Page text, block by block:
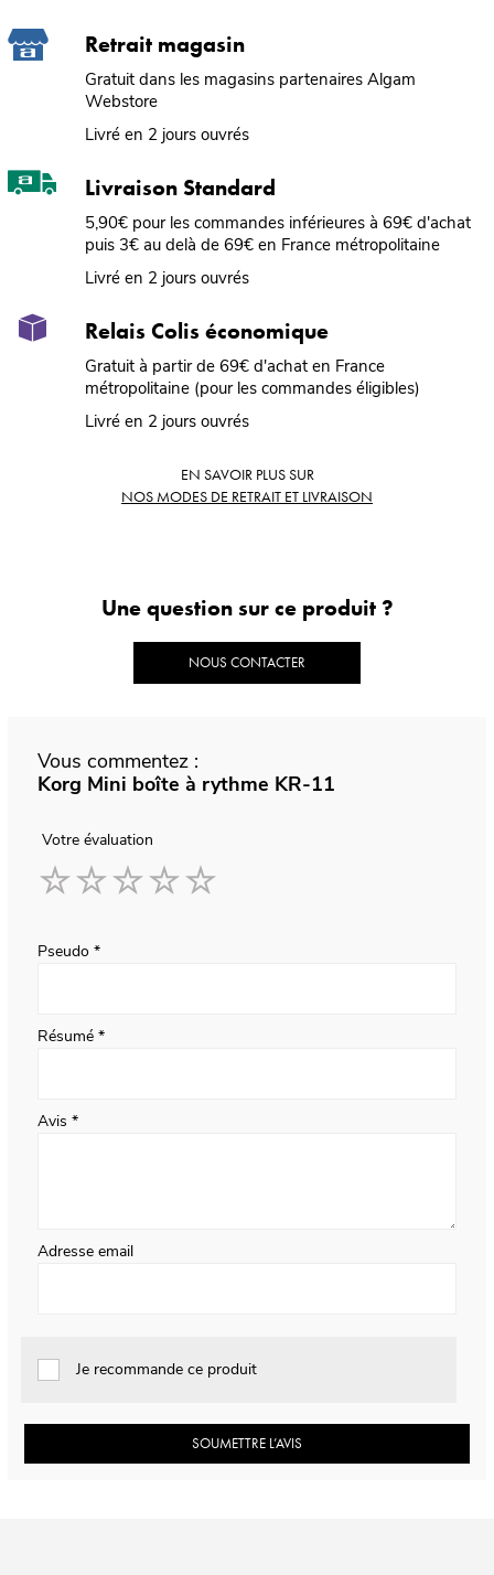
Retrait magasin
Gratuit dans les magasins partenaires Algam
Webstore
Livré en 2 jours ouvrés
Livraison Standard
5,90€ pour les commandes inférieures à 69€ d'achat
puis 3€ au delà de 69€ en France métropolitaine
Livré en 2 jours ouvrés
Relais Colis économique
Gratuit à partir de 69€ d'achat en France
métropolitaine (pour les commandes éligibles)
Livré en 2 jours ouvrés
EN SAVOIR PLUS SUR
NOS MODES DE RETRAIT ET LIVRAISON
Une question sur ce produit ?
NOUS CONTACTER
Vous commentez :
Korg Mini boîte à rythme KR-11
Votre évaluation
Pseudo
Résumé
Avis
Adresse email
Je recommande ce produit
SOUMETTRE L’AVIS